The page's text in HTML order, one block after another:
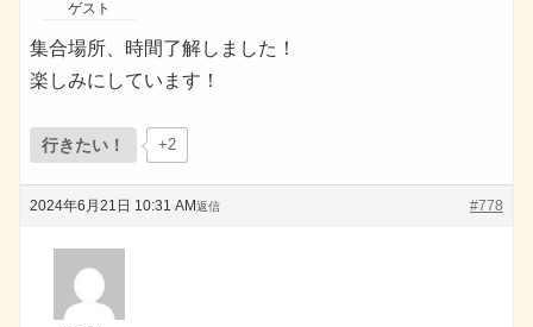
ゲスト
集合場所、時間了解しました！
楽しみにしています！
行きたい！ +2
2024年6月21日 10:31 AM #778
返信